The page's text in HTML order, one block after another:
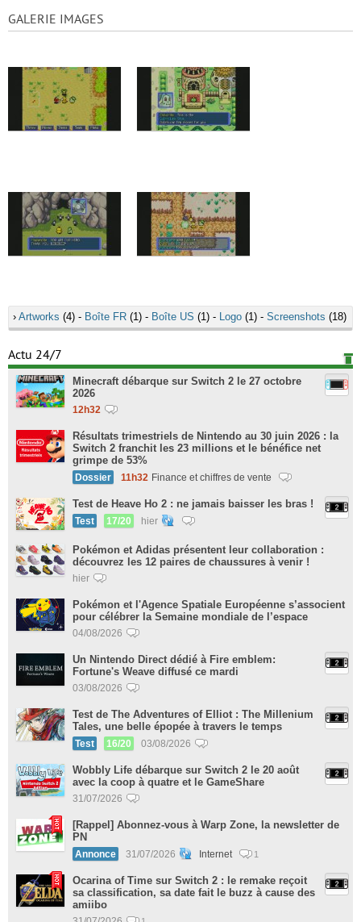
GALERIE IMAGES
› Artworks (4) - Boîte FR (1) - Boîte US (1) - Logo (1) - Screenshots (18)
Actu 24/7
Minecraft débarque sur Switch 2 le 27 octobre
2026
12h32
Résultats trimestriels de Nintendo au 30 juin 2026 : la
Switch 2 franchit les 23 millions et le bénéfice net
grimpe de 53%
Dossier 11h32 Finance et chiffres de vente
Test de Heave Ho 2 : ne jamais baisser les bras !
Test 17/20 hier
Pokémon et Adidas présentent leur collaboration :
découvrez les 12 paires de chaussures à venir !
hier
Pokémon et l'Agence Spatiale Européenne s’associent
pour célébrer la Semaine mondiale de l’espace
04/08/2026
Un Nintendo Direct dédié à Fire emblem:
Fortune's Weave diffusé ce mardi
03/08/2026
Test de The Adventures of Elliot : The Millenium
Tales, une belle épopée à travers le temps
Test 16/20 03/08/2026
Wobbly Life débarque sur Switch 2 le 20 août
avec la coop à quatre et le GameShare
31/07/2026
[Rappel] Abonnez-vous à Warp Zone, la newsletter de
PN
Annonce 31/07/2026 Internet 1
Ocarina of Time sur Switch 2 : le remake reçoit
sa classification, sa date fait le buzz à cause des
amiibo